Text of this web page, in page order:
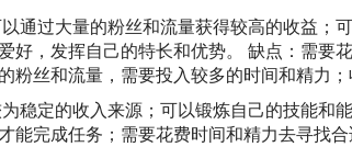
通过大量的粉丝和流量获得较高的收益；
好，发挥自己的特长和优势。 缺点：需要
粉丝和流量，需要投入较多的时间和精力；
稳定的收入来源；可以锻炼自己的技能和
能完成任务；需要花费时间和精力去寻找合